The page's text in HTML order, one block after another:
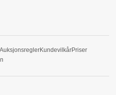
AuksjonsreglerKundevilkårPriser